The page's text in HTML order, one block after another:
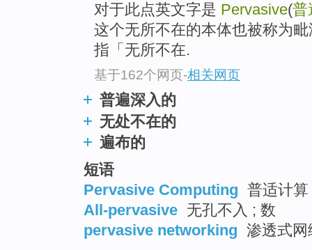
对于此点英文字是 Pervasive(普
这个无所不在的本体也被称为
指「无所不在.
基于162个网页-相关网页
普遍深入的
无处不在的
遍布的
短语
Pervasive Computing 普适计
All-pervasive 无孔不入 ; 数
pervasive networking 渗透式网